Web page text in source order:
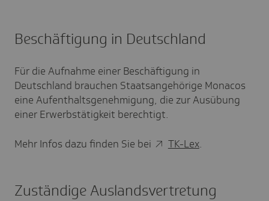
Beschäftigung in Deutschland
Für die Aufnahme einer Beschäftigung in
Deutschland brauchen Staatsangehörige Monacos
eine Aufenthaltsgenehmigung, die zur Ausübung
einer Erwerbstätigkeit berechtigt.
Mehr Infos dazu finden Sie bei TK-Lex.
Zuständige Auslandsvertretung